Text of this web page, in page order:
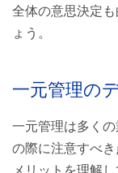
全体の意思決定
ょう。
一元管理の
一元管理は多く
の際に注意すべ